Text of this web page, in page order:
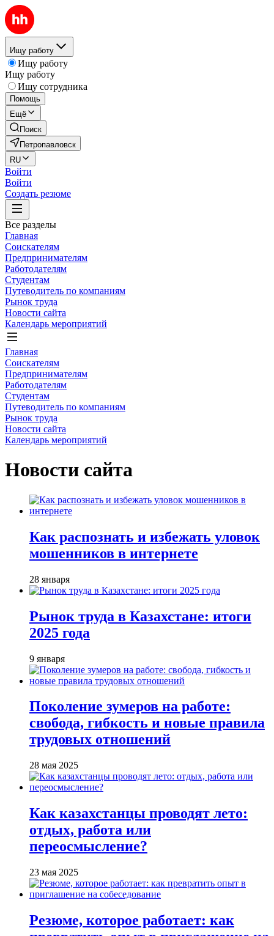
Ищу работу
Ищу работу
Ищу работу
Ищу сотрудника
Помощь
Ещё
Поиск
Петропавловск
RU
Войти
Войти
Создать резюме
Все разделы
Главная
Соискателям
Предпринимателям
Работодателям
Студентам
Путеводитель по компаниям
Рынок труда
Новости сайта
Календарь мероприятий
Главная
Соискателям
Предпринимателям
Работодателям
Студентам
Путеводитель по компаниям
Рынок труда
Новости сайта
Календарь мероприятий
Новости сайта
Как распознать и избежать уловок
мошенников в интернете
28 января
Рынок труда в Казахстане: итоги
2025 года
9 января
Поколение зумеров на работе:
свобода, гибкость и новые правила
трудовых отношений
28 мая 2025
Как казахстанцы проводят лето:
отдых, работа или
переосмысление?
23 мая 2025
Резюме, которое работает: как